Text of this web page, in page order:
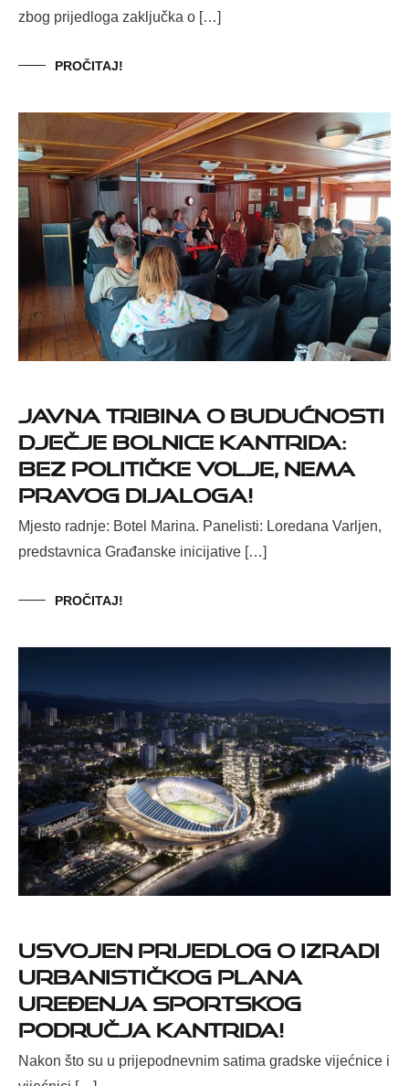
zbog prijedloga zaključka o […]
PROČITAJ!
Javna tribina o budućnosti
Dječje bolnice Kantrida:
Bez političke volje, nema
pravog dijaloga!
Mjesto radnje: Botel Marina. Panelisti: Loredana Varljen,
predstavnica Građanske inicijative […]
PROČITAJ!
Usvojen Prijedlog o izradi
Urbanističkog plana
uređenja sportskog
područja Kantrida!
Nakon što su u prijepodnevnim satima gradske vijećnice i